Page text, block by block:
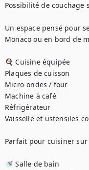
Possibilité de
Un espace pensé pour
Monaco ou en bord de
🍳 Cuisine équipée
Plaques de cuisson
Micro-ondes / four
Machine à café
Réfrigérateur
Vaisselle et ustensiles
Parfait pour cuisiner
🚿 Salle de bain